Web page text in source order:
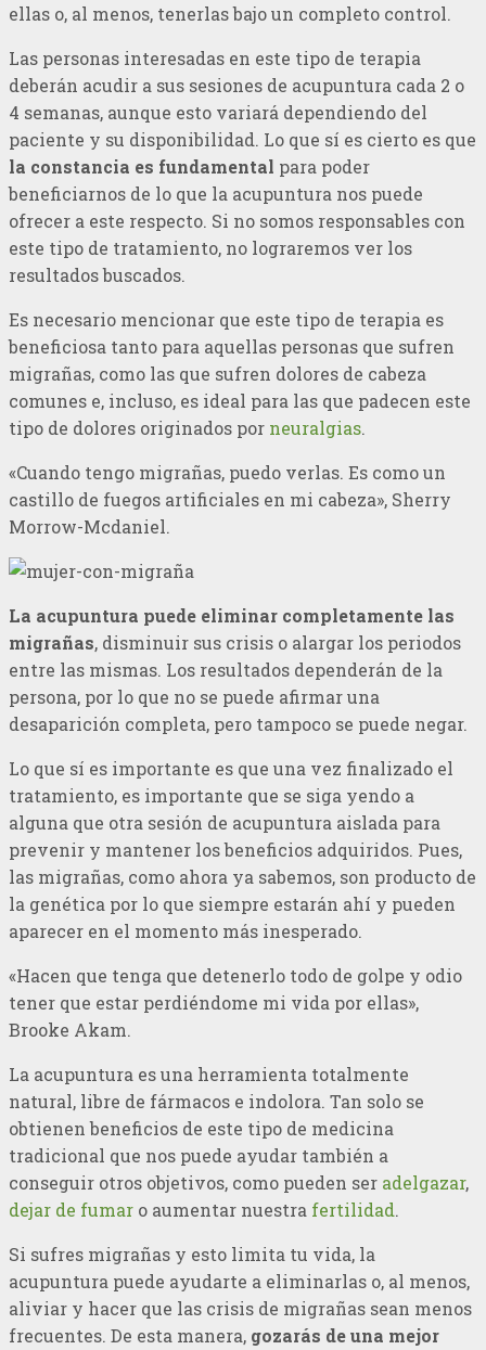
ellas o, al menos, tenerlas bajo un completo control.
Las personas interesadas en este tipo de terapia
deberán acudir a sus sesiones de acupuntura cada 2 o
4 semanas, aunque esto variará dependiendo del
paciente y su disponibilidad. Lo que sí es cierto es que
la constancia es fundamental para poder
beneficiarnos de lo que la acupuntura nos puede
ofrecer a este respecto. Si no somos responsables con
este tipo de tratamiento, no lograremos ver los
resultados buscados.
Es necesario mencionar que este tipo de terapia es
beneficiosa tanto para aquellas personas que sufren
migrañas, como las que sufren dolores de cabeza
comunes e, incluso, es ideal para las que padecen este
tipo de dolores originados por neuralgias.
«Cuando tengo migrañas, puedo verlas. Es como un
castillo de fuegos artificiales en mi cabeza», Sherry
Morrow-Mcdaniel.
La acupuntura puede eliminar completamente las
migrañas, disminuir sus crisis o alargar los periodos
entre las mismas. Los resultados dependerán de la
persona, por lo que no se puede afirmar una
desaparición completa, pero tampoco se puede negar.
Lo que sí es importante es que una vez finalizado el
tratamiento, es importante que se siga yendo a
alguna que otra sesión de acupuntura aislada para
prevenir y mantener los beneficios adquiridos. Pues,
las migrañas, como ahora ya sabemos, son producto de
la genética por lo que siempre estarán ahí y pueden
aparecer en el momento más inesperado.
«Hacen que tenga que detenerlo todo de golpe y odio
tener que estar perdiéndome mi vida por ellas»,
Brooke Akam.
La acupuntura es una herramienta totalmente
natural, libre de fármacos e indolora. Tan solo se
obtienen beneficios de este tipo de medicina
tradicional que nos puede ayudar también a
conseguir otros objetivos, como pueden ser adelgazar,
dejar de fumar o aumentar nuestra fertilidad.
Si sufres migrañas y esto limita tu vida, la
acupuntura puede ayudarte a eliminarlas o, al menos,
aliviar y hacer que las crisis de migrañas sean menos
frecuentes. De esta manera, gozarás de una mejor